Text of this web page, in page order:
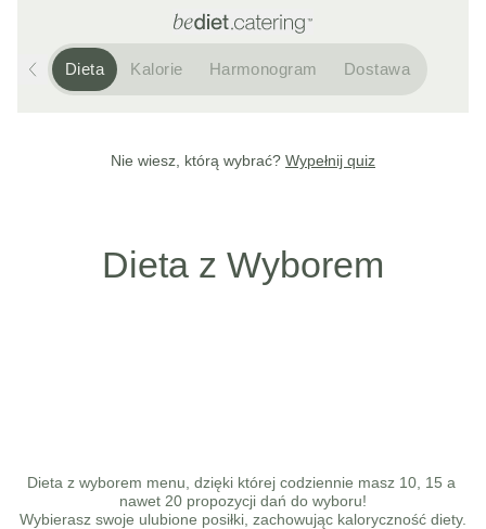
Dieta Kalorie Harmonogram Dostawa
Nie wiesz, którą wybrać? Wypełnij quiz
Dieta z Wyborem
Dieta z wyborem menu, dzięki której codziennie masz 10, 15 a
nawet 20 propozycji dań do wyboru!
Wybierasz swoje ulubione posiłki, zachowując kaloryczność diety.